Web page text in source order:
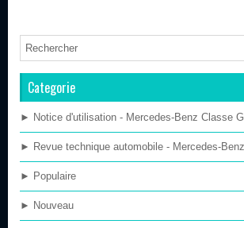
Categorie
► Notice d'utilisation - Mercedes-Benz Classe G
► Revue technique automobile - Mercedes-
► Populaire
► Nouveau